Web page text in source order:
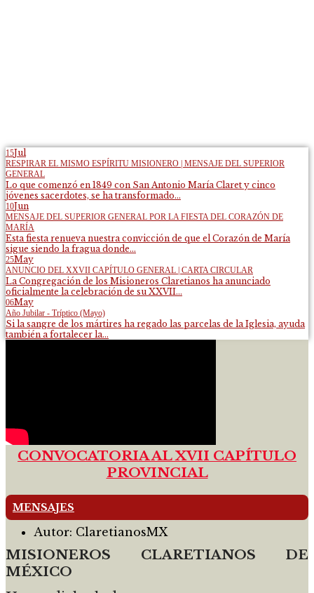
15Jul
RESPIRAR EL MISMO ESPÍRITU MISIONERO | MENSAJE DEL SUPERIOR
GENERAL
Lo que comenzó en 1849 con San Antonio María Claret y cinco
jóvenes sacerdotes, se ha transformado...
10Jun
MENSAJE DEL SUPERIOR GENERAL POR LA FIESTA DEL CORAZÓN DE
MARÍA
Esta fiesta renueva nuestra convicción de que el Corazón de María
sigue siendo la fragua donde...
25May
ANUNCIO DEL XXVII CAPÍTULO GENERAL | CARTA CIRCULAR
La Congregación de los Misioneros Claretianos ha anunciado
oficialmente la celebración de su XXVII...
06May
Año Jubilar - Tríptico (Mayo)
Si la sangre de los mártires ha regado las parcelas de la Iglesia, ayuda
también a fortalecer la...
CONVOCATORIA AL XVII CAPÍTULO
PROVINCIAL
MENSAJES
Autor: ClaretianosMX
MISIONEROS CLARETIANOS DE
MÉXICO